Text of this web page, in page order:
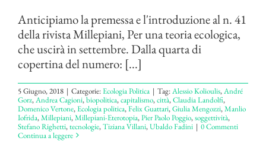
Anticipiamo la premessa e l'introduzione al n. 41
della rivista Millepiani, Per una teoria ecologica,
che uscirà in settembre. Dalla quarta di
copertina del numero: [...]
5 Giugno, 2018 | Categorie:Ecologia Politica | Tag:Alessio Kolioulis,André
Gorz,Andrea Cagioni,biopolitica,capitalismo,città,Claudia Landolfi,
Domenico Vertone,Ecologia politica,Felix Guattari,Giulia Mengozzi,Manlio
Iofrida,Millepiani,Millepiani-Eterotopia,Pier Paolo Poggio,soggettività,
Stefano Righetti,tecnologie,Tiziana Villani,Ubaldo Fadini | 0 Commenti
Continua a leggere